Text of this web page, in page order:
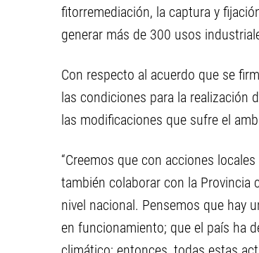
fitorremediación, la captura y
generar más de 300 usos
Con respecto al acuerdo que se
las condiciones para la realización
las modificaciones que sufre el
“Creemos que con acciones
también colaborar con la
nivel nacional. Pensemos que hay
en funcionamiento; que el país ha